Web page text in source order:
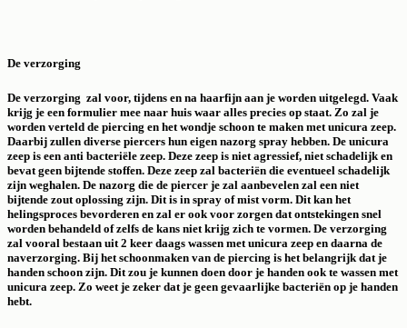
De verzorging
De verzorging zal voor, tijdens en na haarfijn aan je worden uitgelegd. Vaak
krijg je een formulier mee naar huis waar alles precies op staat. Zo zal je
worden verteld de piercing en het wondje schoon te maken met unicura zeep.
Daarbij zullen diverse piercers hun eigen nazorg spray hebben. De unicura
zeep is een anti bacteriële zeep. Deze zeep is niet agressief, niet schadelijk en
bevat geen bijtende stoffen. Deze zeep zal bacteriën die eventueel schadelijk
zijn weghalen. De nazorg die de piercer je zal aanbevelen zal een niet
bijtende zout oplossing zijn. Dit is in spray of mist vorm. Dit kan het
helingsproces bevorderen en zal er ook voor zorgen dat ontstekingen snel
worden behandeld of zelfs de kans niet krijg zich te vormen. De verzorging
zal vooral bestaan uit 2 keer daags wassen met unicura zeep en daarna de
naverzorging. Bij het schoonmaken van de piercing is het belangrijk dat je
handen schoon zijn. Dit zou je kunnen doen door je handen ook te wassen met
unicura zeep. Zo weet je zeker dat je geen gevaarlijke bacteriën op je handen
hebt.